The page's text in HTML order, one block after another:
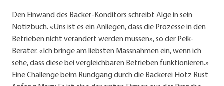
Den Einwand des Bäcker-Konditors schreibt Alge in sein
Notizbuch. «Uns ist es ein Anliegen, dass die Prozesse in den
Betrieben nicht verändert werden müssen», so der Peik-
Berater. «Ich bringe am liebsten Massnahmen ein, wenn ich
sehe, dass diese bei vergleichbaren Betrieben funktionieren.»
Eine Challenge beim Rundgang durch die Bäckerei Hotz Rust